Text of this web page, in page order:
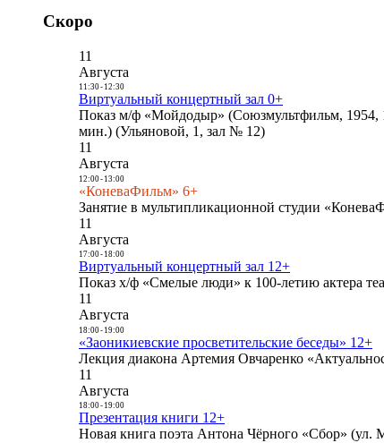
Скоро
11
Августа
11:30- 12:30
Виртуальный концертный зал 0+
Показ м/ф «Мойдодыр» (Союзмультфильм, 1954,
мин.) (Ульяновой, 1, зал № 12)
11
Августа
12:00- 13:00
«КоневаФильм» 6+
Занятие в мультипликационной студии
11
Августа
17:00- 18:00
Виртуальный концертный зал 12+
Показ х/ф «Смелые люди» к 100-летию актера
11
Августа
18:00- 19:00
«Заоникиевские просветительские беседы» 12+
Лекция диакона Артемия Овчаренко
11
Августа
18:00- 19:00
Презентация книги 12+
Новая книга поэта Антона Чёрного «Сбор» (ул.